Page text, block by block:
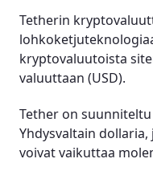
Tetherin
kryptovaluutoista
valuuttaan (USD).
Tether on
Yhdysvaltain
voivat vaikuttaa